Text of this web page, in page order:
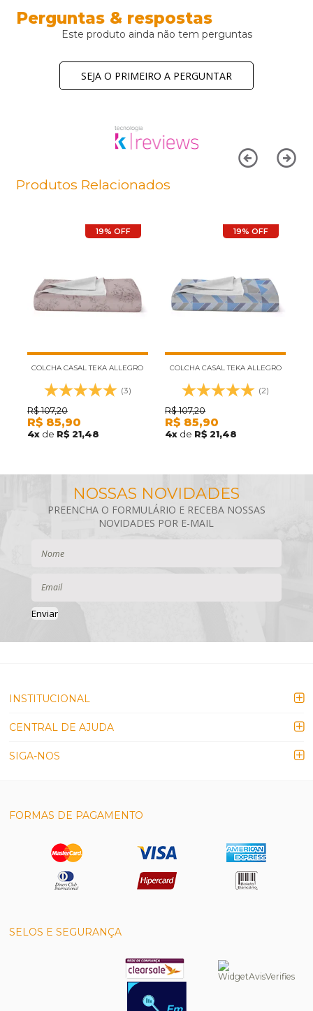
Perguntas & respostas
Este produto ainda não tem perguntas
SEJA O PRIMEIRO A PERGUNTAR
Produtos Relacionados
19% OFF
COLCHA CASAL TEKA ALLEGRO
ROSETA 200X230 (NÃO
ACOMPANHA PORTA-
TRAVESSEIRO)
(3)
R$ 107,20
R$ 85,90
4x de R$ 21,48
19% OFF
COLCHA CASAL TEKA ALLEGRO
TRIANGULOS 200X230 (NÃO
ACOMPANHA PORTA-
TRAVESSEIRO)
(2)
R$ 107,20
R$ 85,90
4x de R$ 21,48
Enviar
INSTITUCIONAL
CENTRAL DE AJUDA
SIGA-NOS
FORMAS DE PAGAMENTO
SELOS E SEGURANÇA